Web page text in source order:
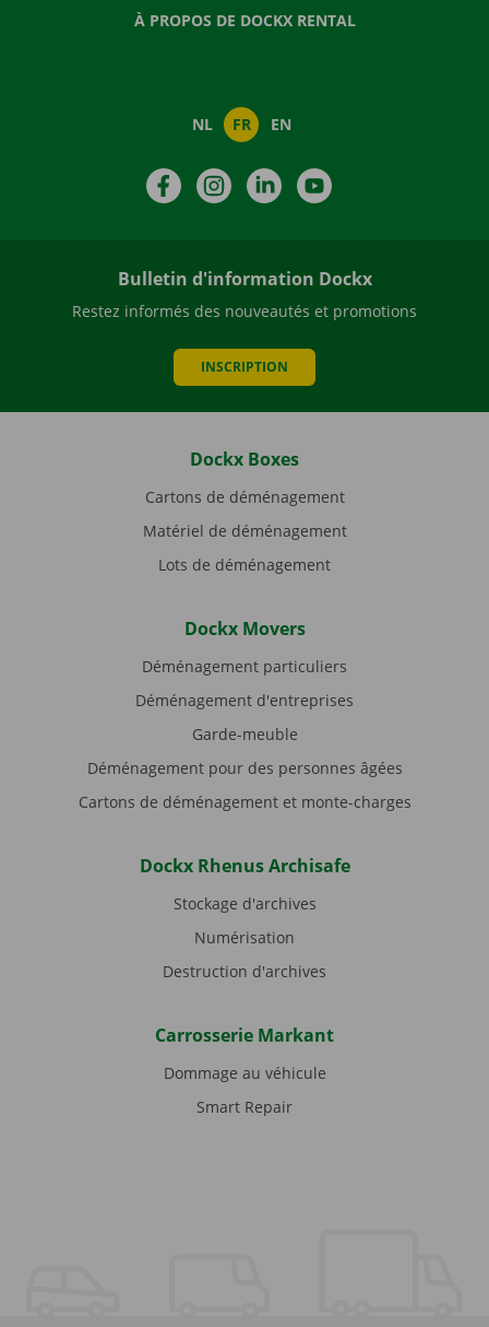
À PROPOS DE DOCKX RENTAL
NL FR EN
FacebookInstagramLinkedIn
Bulletin d'information Dockx
Restez informés des nouveautés et promotions
INSCRIPTION
Dockx Boxes
Cartons de déménagement
Matériel de déménagement
Lots de déménagement
Dockx Movers
Déménagement particuliers
Déménagement d'entreprises
Garde-meuble
Déménagement pour des personnes âgées
Cartons de déménagement et monte-charges
Dockx Rhenus Archisafe
Stockage d'archives
Numérisation
Destruction d'archives
Carrosserie Markant
Dommage au véhicule
Smart Repair